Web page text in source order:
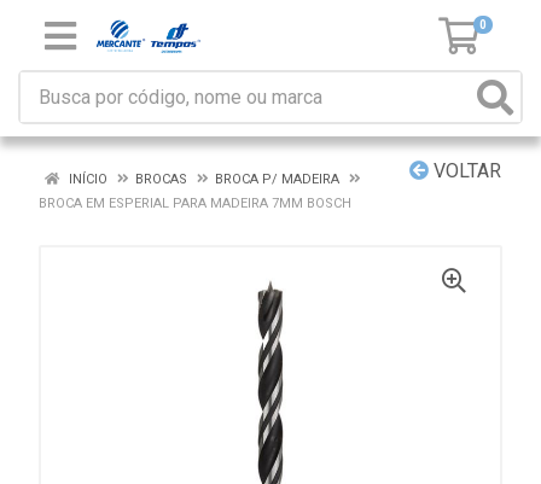
0
VOLTAR
INÍCIO BROCAS
BROCA P/ MADEIRA
BROCA EM ESPERIAL PARA MADEIRA 7MM BOSCH